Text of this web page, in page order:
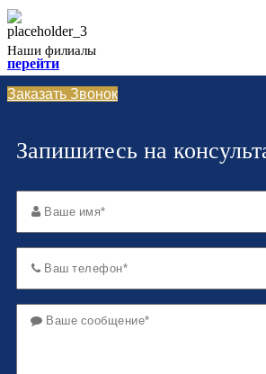
Наши филиалы
перейти
Заказать Звонок
Запишитесь на